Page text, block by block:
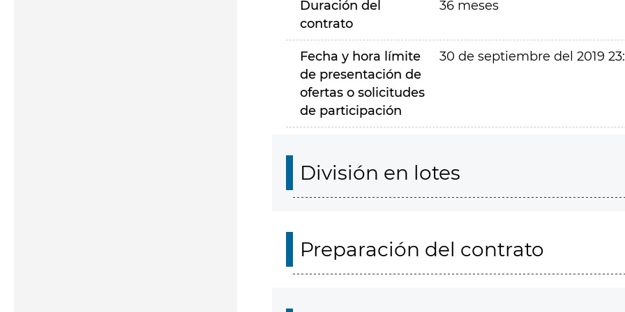
Duración del
contrato
36 meses
Fecha y hora límite
de presentación de
ofertas o solicitudes
de participación
30 de septiembre del 2019
División en lotes
Preparación del contrato